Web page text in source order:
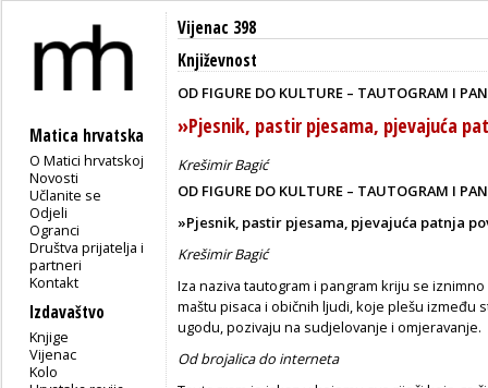
Matica hrvatska
O Matici hrvatskoj
Novosti
Učlanite se
Odjeli
Ogranci
Društva prijatelja i
partneri
Kontakt
Izdavaštvo
Knjige
Vijenac
Kolo
Vijenac 398
Književnost
OD FIGURE DO KULTURE – TAUTOGRAM I
»Pjesnik, pastir pjesama, pjevajuća
Krešimir Bagić
OD FIGURE DO KULTURE – TAUTOGRAM I
»Pjesnik, pastir pjesama, pjevajuća patnja
Krešimir Bagić
Iza naziva tautogram i pangram kriju se
maštu pisaca i običnih ljudi, koje plešu između
ugodu, pozivaju na sudjelovanje i omjeravanje.
Od brojalica do interneta